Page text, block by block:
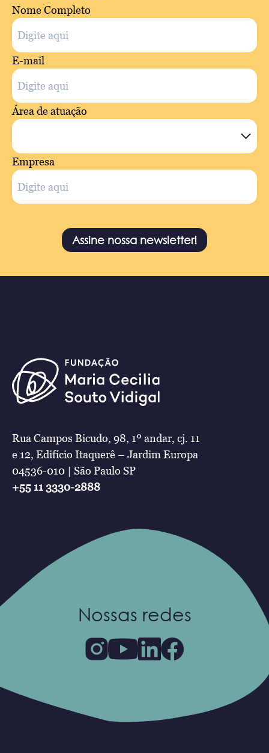
Nome Completo
E-mail
Área de atuação
Empresa
Assine nossa newsletter!
Rua Campos Bicudo, 98, 1º andar, cj. 11
e 12, Edifício Itaquerê – Jardim Europa
04536-010 | São Paulo SP
+55 11 3330-2888
Nossas redes